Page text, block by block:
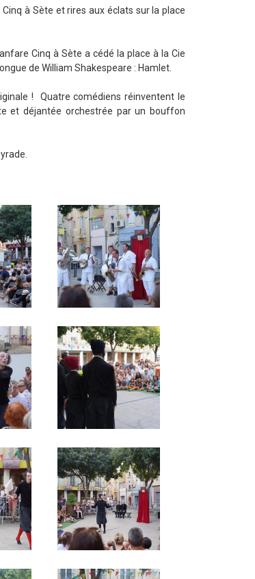
à Sète et rires aux éclats sur la place
Cinq à Sète a cédé la place à la Cie
de William Shakespeare : Hamlet.
! Quatre comédiens réinventent le
et déjantée orchestrée par un bouffon